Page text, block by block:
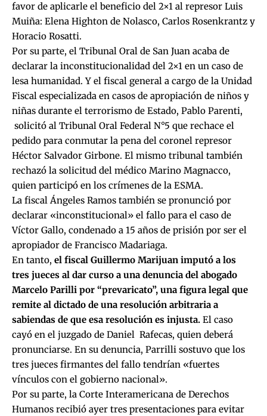
favor de aplicarle el beneficio del 2×1 al represor Luis
Muiña: Elena Highton de Nolasco, Carlos Rosenkrantz y
Horacio Rosatti.
Por su parte, el Tribunal Oral de San Juan acaba de
declarar la inconstitucionalidad del 2×1 en un caso de
lesa humanidad. Y el fiscal general a cargo de la Unidad
Fiscal especializada en casos de apropiación de niños y
niñas durante el terrorismo de Estado, Pablo Parenti,
solicitó al Tribunal Oral Federal N°5 que rechace el
pedido para conmutar la pena del coronel represor
Héctor Salvador Girbone. El mismo tribunal también
rechazó la solicitud del médico Marino Magnacco,
quien participó en los crímenes de la ESMA.
La fiscal Ángeles Ramos también se pronunció por
declarar «inconstitucional» el fallo para el caso de
Víctor Gallo, condenado a 15 años de prisión por ser el
apropiador de Francisco Madariaga.
En tanto, el fiscal Guillermo Marijuan imputó a los
tres jueces al dar curso a una denuncia del abogado
Marcelo Parilli por “prevaricato”, una figura legal que
remite al dictado de una resolución arbitraria a
sabiendas de que esa resolución es injusta. El caso
cayó en el juzgado de Daniel Rafecas, quien deberá
pronunciarse. En su denuncia, Parrilli sostuvo que los
tres jueces firmantes del fallo tendrían «fuertes
vínculos con el gobierno nacional».
Por su parte, la Corte Interamericana de Derechos
Humanos recibió ayer tres presentaciones para evitar